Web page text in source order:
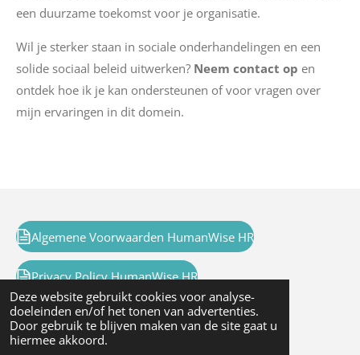
Deze website gebruikt cookies voor analyse-
doeleinden en/of het tonen van advertenties.
Door gebruik te blijven maken van de site gaat u
hiermee akkoord.
een duurzame toekomst voor je organisatie.
Wil je sterker staan in sociale onderhandelingen en een
solide sociaal beleid uitwerken? Neem contact op en
ontdek hoe ik je kan ondersteunen of voor vragen over
mijn ervaringen in dit domein.
Algemene Voorwaarden HumanWise HR
Privacy Policy HumanWise HR
HumanWise HR bv
JB Van der Lindenstraat 29, 1750 Lennik